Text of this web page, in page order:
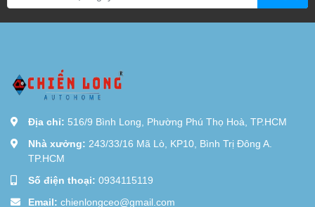
Địa chỉ: 516/9 Bình Long, Phường Phú Thọ Hoà, TP.HCM
Nhà xưởng: 243/33/16 Mã Lò, KP10, Bình Trị Đông A.
TP.HCM
Số điện thoại: 0934115119
Email: chienlongceo@gmail.com